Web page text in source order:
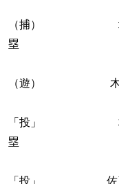
（捕） 坂本
塁
（遊） 木浪
「投」 村上
塁
「投」 佐藤